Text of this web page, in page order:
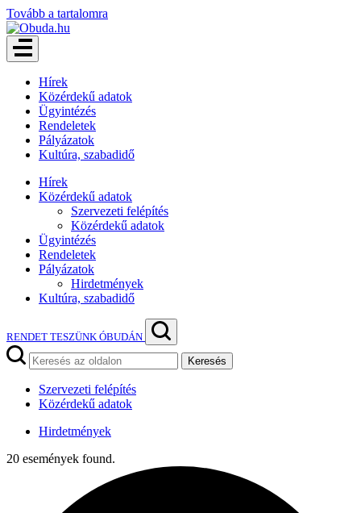
Tovább a tartalomra
Hírek
Közérdekű adatok
Ügyintézés
Rendeletek
Pályázatok
Kultúra, szabadidő
Hírek
Közérdekű adatok
Szervezeti felépítés
Közérdekű adatok
Ügyintézés
Rendeletek
Pályázatok
Hirdetmények
Kultúra, szabadidő
RENDET TESZÜNK ÓBUDÁN
Keresés
Szervezeti felépítés
Közérdekű adatok
Hirdetmények
20 események found.